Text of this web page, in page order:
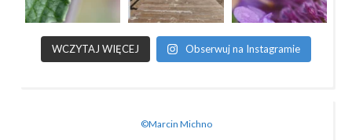
WCZYTAJ WIĘCEJ Obserwuj na Instagramie
©Marcin Michno